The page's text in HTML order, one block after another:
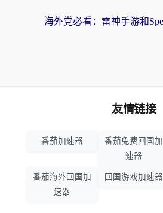
友情链接
番茄加速器
番茄免费回国加
速器
番茄海外回国加
速器
回国游戏加速器